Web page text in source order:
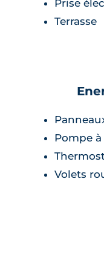
Prise
Terrasse
Pompe
Volets